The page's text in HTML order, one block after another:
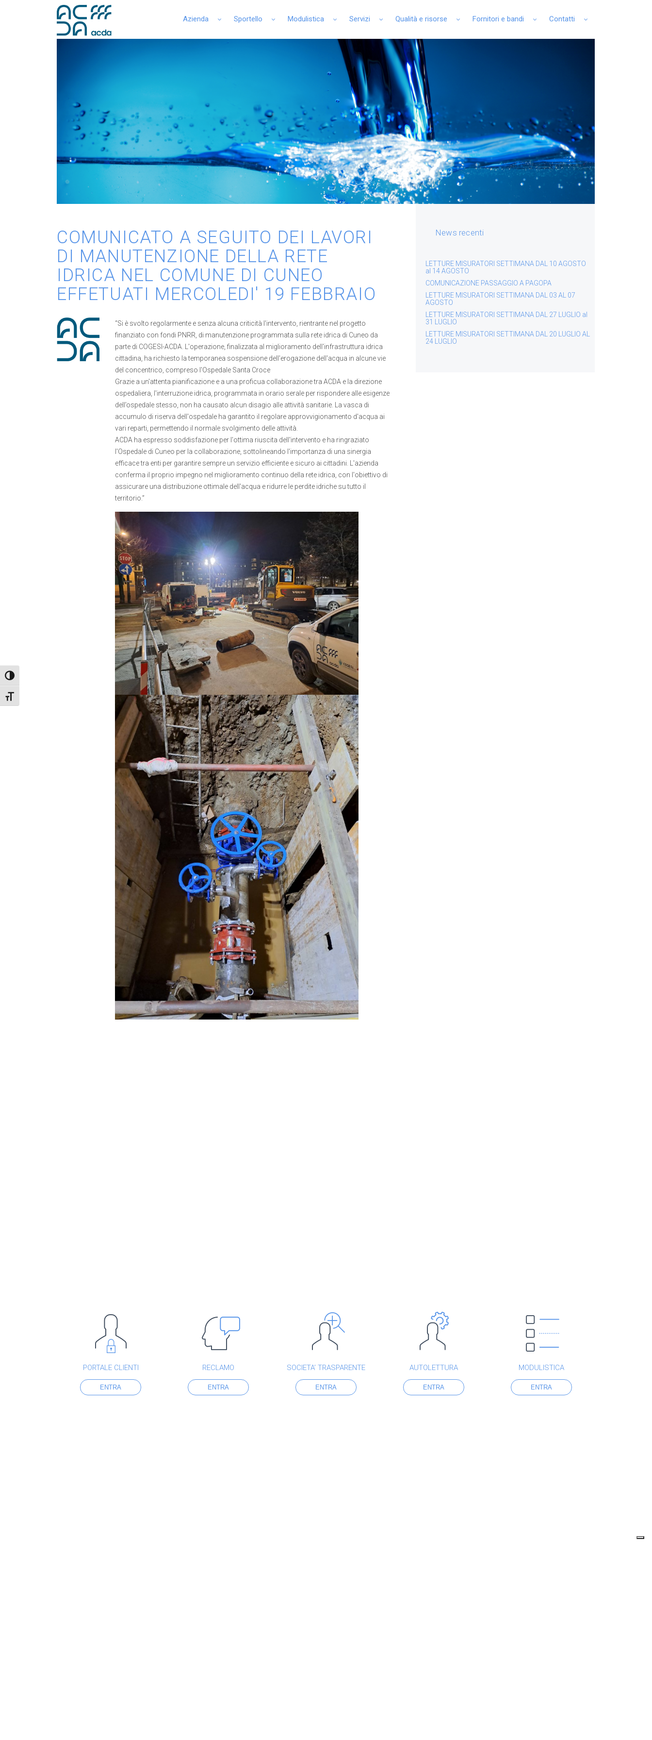
Attiva/disattiva alto contrasto
Attiva/disattiva dimensione testo
Azienda Sportello Modulistica Servizi Qualità e risorse Fornitori e bandi Contatti
COMUNICATO A SEGUITO DEI LAVORI
DI MANUTENZIONE DELLA RETE
IDRICA NEL COMUNE DI CUNEO
EFFETUATI MERCOLEDI' 19 FEBBRAIO
“Si è svolto regolarmente e senza alcuna criticità l'intervento, rientrante nel progetto
finanziato con fondi PNRR, di manutenzione programmata sulla rete idrica di Cuneo da
parte di COGESI-ACDA. L'operazione, finalizzata al miglioramento dell'infrastruttura idrica
cittadina, ha richiesto la temporanea sospensione dell'erogazione dell'acqua in alcune vie
del concentrico, compreso l'Ospedale Santa Croce
Grazie a un'attenta pianificazione e a una proficua collaborazione tra ACDA e la direzione
ospedaliera, l'interruzione idrica, programmata in orario serale per rispondere alle esigenze
dell’ospedale stesso, non ha causato alcun disagio alle attività sanitarie. La vasca di
accumulo di riserva dell'ospedale ha garantito il regolare approvvigionamento d'acqua ai
vari reparti, permettendo il normale svolgimento delle attività.
ACDA ha espresso soddisfazione per l'ottima riuscita dell'intervento e ha ringraziato
l'Ospedale di Cuneo per la collaborazione, sottolineando l'importanza di una sinergia
efficace tra enti per garantire sempre un servizio efficiente e sicuro ai cittadini. L'azienda
conferma il proprio impegno nel miglioramento continuo della rete idrica, con l'obiettivo di
assicurare una distribuzione ottimale dell'acqua e ridurre le perdite idriche su tutto il
territorio.”
News recenti
LETTURE MISURATORI SETTIMANA DAL 10 AGOSTO
al 14 AGOSTO
COMUNICAZIONE PASSAGGIO A PAGOPA
LETTURE MISURATORI SETTIMANA DAL 03 AL 07
AGOSTO
LETTURE MISURATORI SETTIMANA DAL 27 LUGLIO al
31 LUGLIO
LETTURE MISURATORI SETTIMANA DAL 20 LUGLIO AL
24 LUGLIO
PORTALE CLIENTI
ENTRA
RECLAMO
ENTRA
SOCIETA’ TRASPARENTE
ENTRA
AUTOLETTURA
ENTRA
MODULISTICA
ENTRA